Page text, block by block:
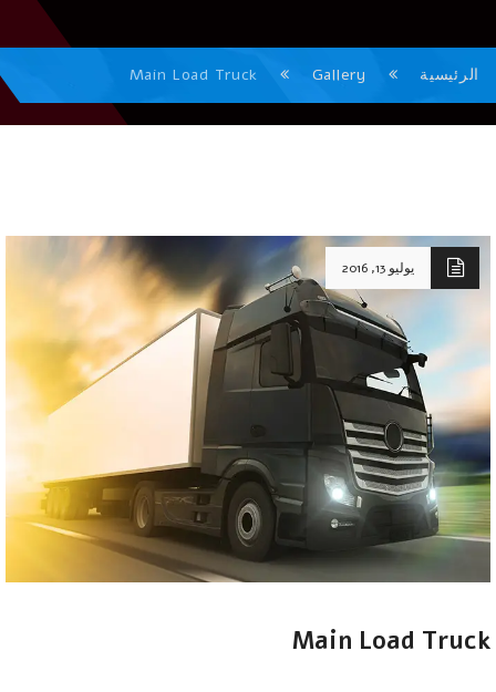
الرئيسية Gallery
Main Load Truck
يوليو 13, 2016
Main Load Truck